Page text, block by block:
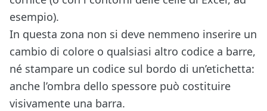
esempio).
In questa zona non si deve nemmeno inserire un
cambio di colore o qualsiasi altro codice a barre,
né stampare un codice sul bordo di un’etichetta:
anche l’ombra dello spessore può costituire
visivamente una barra.